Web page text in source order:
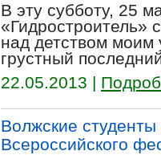
В эту субботу, 25
«Гидростроитель»
над детством
грустный
22.05.2013 |
Волжские
Всероссийского